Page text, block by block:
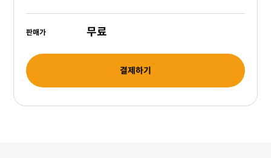
판매가 무료
결제하기